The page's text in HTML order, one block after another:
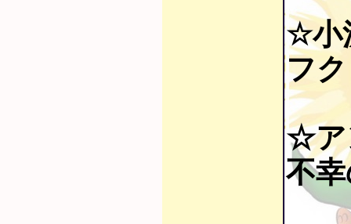
☆小
フ
☆ア
不